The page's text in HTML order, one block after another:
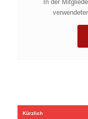
In der
Kürzlich